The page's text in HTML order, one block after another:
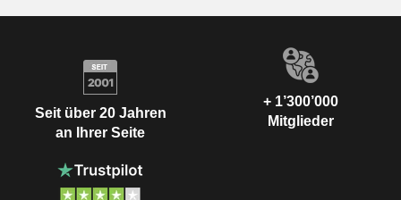
Seit über 20 Jahren
an Ihrer Seite
+ 1’300’000
Mitglieder